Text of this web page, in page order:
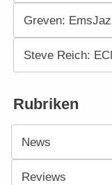
Greven:
Steve Reich:
Rubriken
News
Reviews